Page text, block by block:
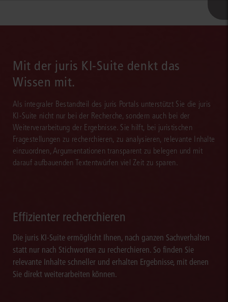
Mit der juris KI-Suite denkt das
Wissen mit.
Als integraler Bestandteil des juris Portals unterstützt Sie die juris
KI-Suite nicht nur bei der Recherche, sondern auch bei der
Weiterverarbeitung der Ergebnisse. Sie hilft, bei juristischen
Fragestellungen zu recherchieren, zu analysieren, relevante Inhalte
einzuordnen, Argumentationen transparent zu belegen und mit
darauf aufbauenden Textentwürfen viel Zeit zu sparen.
Effizienter recherchieren
Die juris KI-Suite ermöglicht Ihnen, nach ganzen Sachverhalten
statt nur nach Stichworten zu recherchieren. So finden Sie
relevante Inhalte schneller und erhalten Ergebnisse, mit denen
Sie direkt weiterarbeiten können.